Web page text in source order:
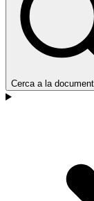
Cerca a la